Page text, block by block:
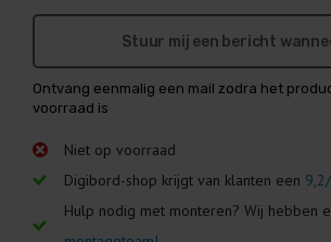
Stuur mij een bericht
Ontvang eenmalig een mail zodra het
voorraad is
Niet op voorraad
Digibord-shop krijgt van klanten een
Hulp nodig met monteren? Wij hebben